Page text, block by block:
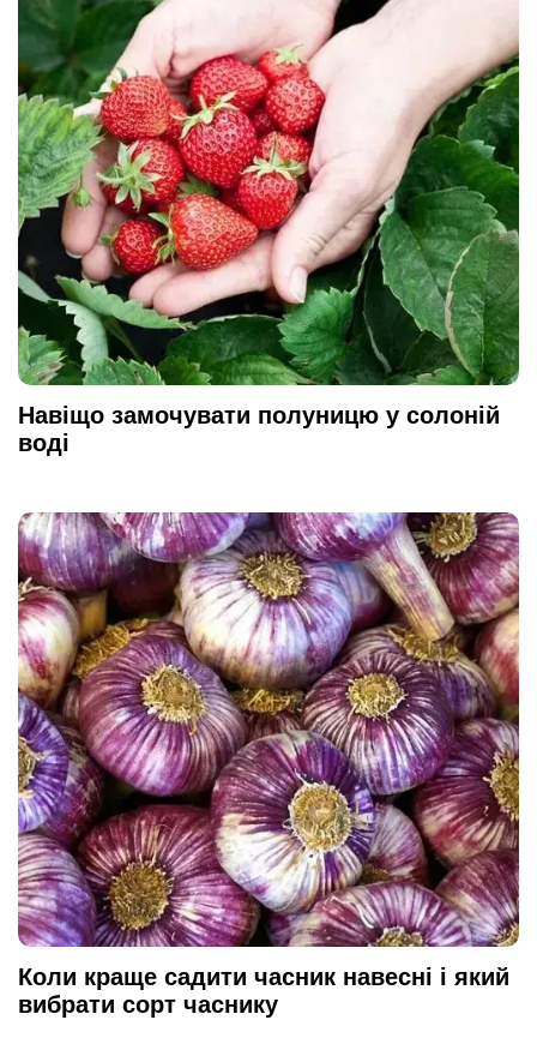
Навіщо замочувати полуницю у солоній
воді
Коли краще садити часник навесні і який
вибрати сорт часнику